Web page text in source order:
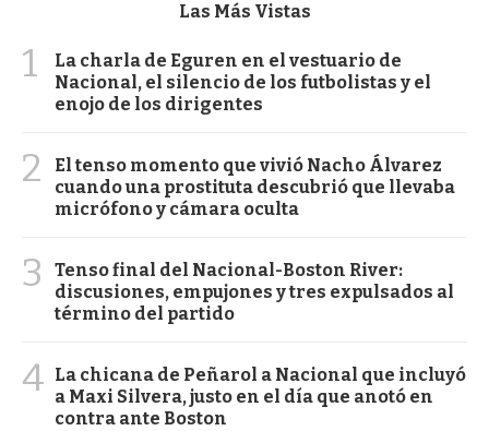
Las Más Vistas
1
La charla de Eguren en el vestuario de
Nacional, el silencio de los futbolistas y el
enojo de los dirigentes
2
El tenso momento que vivió Nacho Álvarez
cuando una prostituta descubrió que llevaba
micrófono y cámara oculta
3
Tenso final del Nacional-Boston River:
discusiones, empujones y tres expulsados al
término del partido
4 La chicana de Peñarol a Nacional que incluyó
a Maxi Silvera, justo en el día que anotó en
contra ante Boston